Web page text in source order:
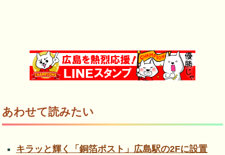
あわせて読みたい
キラッと輝く「銅箔ポスト」広島駅の2Fに設置